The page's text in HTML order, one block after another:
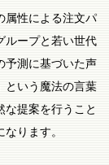
属性による注文パ
ループと若い世代
予測に基づいた声
という魔法の言葉
な提案を行うこと
ります。